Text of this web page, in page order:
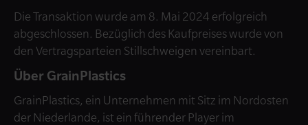
Die Transaktion wurde am 8. Mai 2024 erfolgreich
abgeschlossen. Bezüglich des Kaufpreises wurde von
den Vertragsparteien Stillschweigen vereinbart.
Über GrainPlastics
GrainPlastics, ein Unternehmen mit Sitz im Nordosten
der Niederlande, ist ein führender Player im